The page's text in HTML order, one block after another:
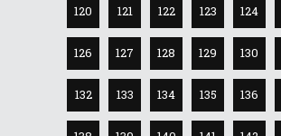
120 121 122 123 124
126 127 128 129 130
132 133 134 135 136